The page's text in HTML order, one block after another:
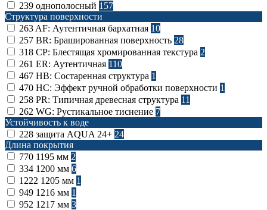
239 однополосный 157
Структура поверхности
263 AF: Аутентичная бархатная 10
257 BR: Брашированная поверхность 28
318 CP: Блестящая хромированная текстура 2
261 ER: Аутентичная 110
467 HB: Состаренная структура 1
470 HC: Эффект ручной обработки поверхности 1
258 PR: Типичная древесная структура 11
262 WG: Рустикальное тиснение 7
Устойчивость к воде
228 защита AQUA 24+ 24
Длина покрытия
770 1195 мм 2
334 1200 мм 6
1222 1205 мм 1
949 1216 мм 1
952 1217 мм 3